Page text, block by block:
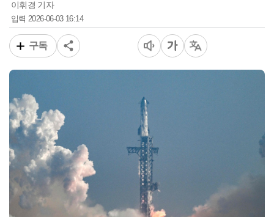
이휘경 기자
입력2026-06-03 16:14
구독